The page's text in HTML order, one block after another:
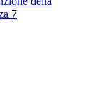
7